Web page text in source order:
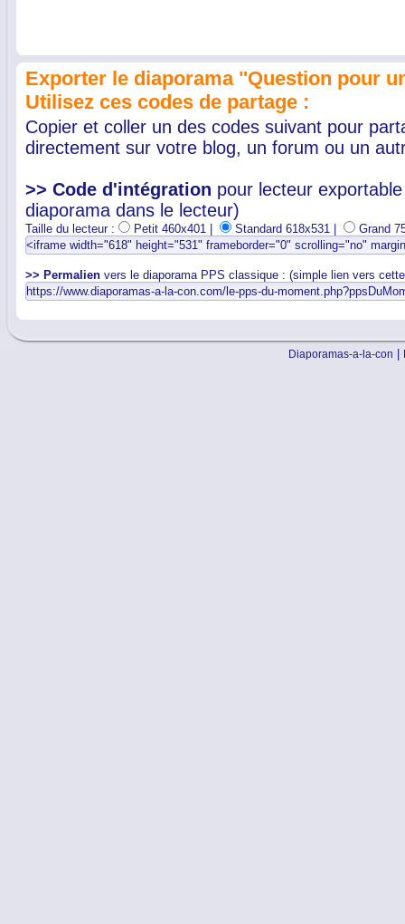
Exporter le diaporama "Question pour
Utilisez ces codes de partage :
Copier et coller un des codes suivant pour
directement sur votre blog, un forum ou un
>> Code d'intégration pour lecteur
diaporama dans le lecteur)
Taille du lecteur : Petit 460x401 | Standard 618x531 | Grand
>> Permalien vers le diaporama PPS classique : (simple lien vers
Diaporamas-a-la-con